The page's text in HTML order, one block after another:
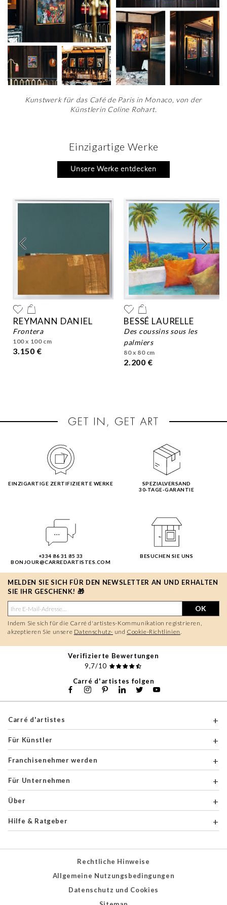
Kunstwerk für das Café de Paris in Monaco, von der
Künstlerin Coline Rohart.
Einzigartige Werke
Unsere Werke entdecken
REYMANN DANIEL
frontera
100 x 100 cm
3.150 €
BESSÉ LAURELLE
des coussins sous les
palmiers
80 x 80 cm
2.200 €
EINZIGARTIGE ZERTIFIZIERTE WERKE
SPEZIALVERSAND
30-TAGE-GARANTIE
+334 86 31 85 33
BONJOUR@CARREDARTISTES.COM
BESUCHEN SIE UNS
MELDEN SIE SICH FÜR DEN NEWSLETTER AN UND ERHALTEN
SIE IHR GESCHENK! 🎁
OK
Indem Sie sich für die Carré d'artistes-Kommunikation registrieren,
akzeptieren Sie unsere Datenschutz- und Cookie-Richtlinien.
Verifizierte Bewertungen
9,7/10
Carré d'artistes folgen
Carré d'artistes
Für Künstler
Franchisenehmer werden
Für Unternehmen
Über
Hilfe & Ratgeber
Rechtliche Hinweise
Allgemeine Nutzungsbedingungen
Datenschutz und Cookies